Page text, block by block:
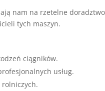
nam na rzetelne
tych maszyn.
ciągników.
usług.
rolniczych.